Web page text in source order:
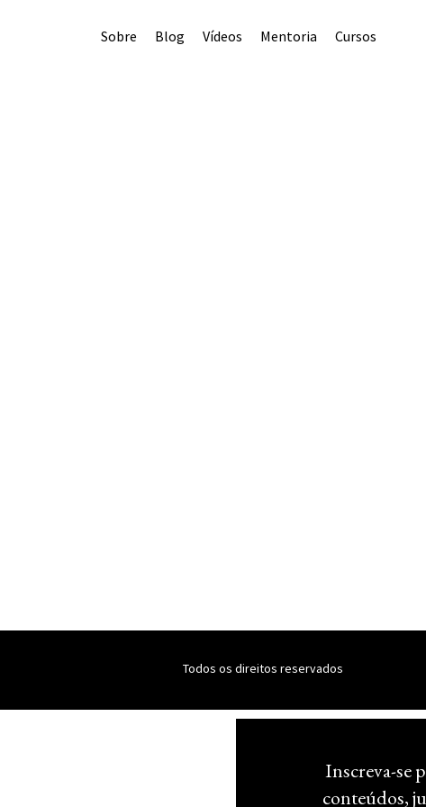
Sobre Blog Vídeos Mentoria Cursos
Todos os direitos reservados
Inscreva-se
conteúdos,